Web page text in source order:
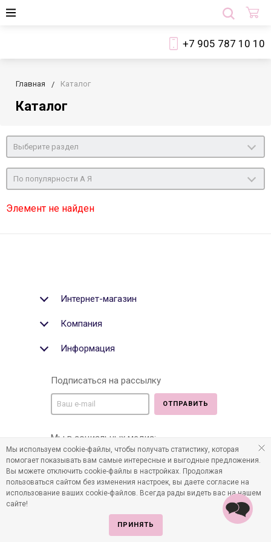
+7 905 787 10 10
Главная Каталог
Каталог
Выберите раздел
По популярности А Я
Элемент не найден
Интернет-магазин
Компания
Информация
Подписаться на рассылку
ОТПРАВИТЬ
Мы в социальных медиа:
©2011-2026 Все права защищены. Интернет-магазин
Мы используем cookie-файлы, чтобы получать статистику, которая
помогает показывать вам самые интересные и выгодные предложения.
Вы можете отключить cookie-файлы в настройках. Продолжая
пользоваться сайтом без изменения настроек, вы даете согласие на
использование ваших cookie-файлов. Всегда рады видеть вас на нашем
сайте!
ПРИНЯТЬ